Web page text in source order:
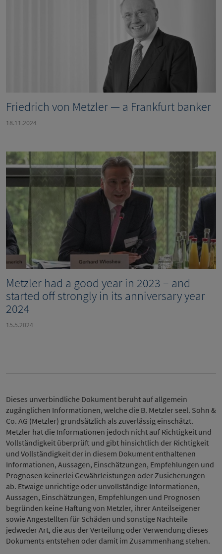
Friedrich von Metzler — a Frankfurt banker
18.11.2024
Metzler had a good year in 2023 – and
started off strongly in its anniversary year
2024
15.5.2024
Dieses unverbindliche Dokument beruht auf allgemein
zugänglichen Informationen, welche die B. Metzler seel. Sohn &
Co. AG (Metzler) grundsätzlich als zuverlässig einschätzt.
Metzler hat die Informationen jedoch nicht auf Richtigkeit und
Vollständigkeit überprüft und gibt hinsichtlich der Richtigkeit
und Vollständigkeit der in diesem Dokument enthaltenen
Informationen, Aussagen, Einschätzungen, Empfehlungen und
Prognosen keinerlei Gewährleistungen oder Zusicherungen
ab. Etwaige unrichtige oder unvollständige Informationen,
Aussagen, Einschätzungen, Empfehlungen und Prognosen
begründen keine Haftung von Metzler, ihrer Anteilseigener
sowie Angestellten für Schäden und sonstige Nachteile
jedweder Art, die aus der Verteilung oder Verwendung dieses
Dokuments entstehen oder damit im Zusammenhang stehen.